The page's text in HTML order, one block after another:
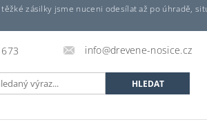
zásilky jsme nuceni odesílat až po úhradě,
info@drevene-nosice.cz